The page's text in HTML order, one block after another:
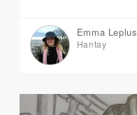
Emma Leplus
Hantay